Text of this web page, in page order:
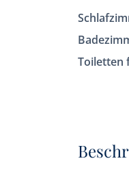
Toiletten